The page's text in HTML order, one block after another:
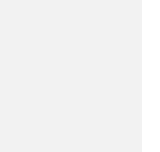
dossier
180°)
pieds
un confort
lors de la
L'angle max
releveur